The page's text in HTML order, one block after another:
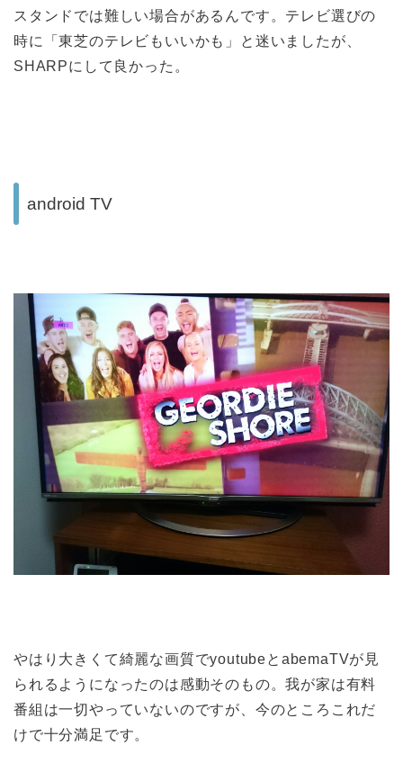
スタンドでは難しい場合があるんです。テレビ選びの
時に「東芝のテレビもいいかも」と迷いましたが、
SHARPにして良かった。
android TV
やはり大きくて綺麗な画質でyoutubeとabemaTVが見
られるようになったのは感動そのもの。我が家は有料
番組は一切やっていないのですが、今のところこれだ
けで十分満足です。